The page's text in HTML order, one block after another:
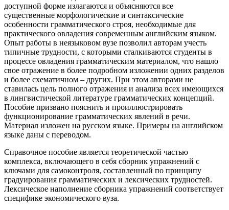
доступной форме излагаются и объясняются все
существенные морфологические и синтаксические
особенности грамматического строя, необходимые для
практического овладения современным английским языком.
Опыт работы в неязыковом вузе позволил авторам учесть
типичные трудности, с которыми сталкиваются студенты в
процессе овладения грамматическим материалом, что нашло
свое отражение в более подробном изложении одних разделов
и более схематичном – других. При этом авторами не
ставилась цель полного отражения и анализа всех имеющихся
в лингвистической литературе грамматических концепций.
Пособие призвано пояснить и проиллюстрировать
функционирование грамматических явлений в речи.
Материал изложен на русском языке. Примеры на английском
языке даны с переводом.
Справочное пособие является теоретической частью
комплекса, включающего в себя сборник упражнений с
ключами для самоконтроля, составленный по принципу
градуирования грамматических и лексических трудностей.
Лексическое наполнение сборника упражнений соответствует
специфике экономического вуза.